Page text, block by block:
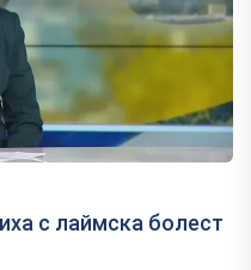
с лаймска болест